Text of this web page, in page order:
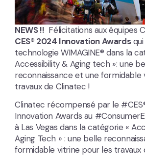
NEWS !! Félicitations aux équipes
CES® 2024 Innovation Awardsqui
technologie WIMAGINE® dans la
Accessibility & Aging tech »: une
reconnaissance et une formidable
travaux de Clinatec !
Clinatec récompensé par le
Innovation Awards au
à Las Vegas dans la catégorie «
Aging Tech » : une belle
formidable vitrine pour les travaux